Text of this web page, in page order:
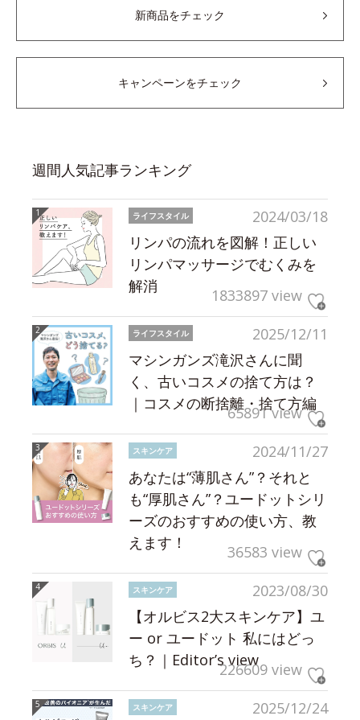
新商品をチェック
キャンペーンをチェック
週間人気記事ランキング
2024/03/18
ライフスタイル
リンパの流れを図解！正しい
リンパマッサージでむくみを
解消
1833897 view
2025/12/11
ライフスタイル
マシンガンズ滝沢さんに聞
く、古いコスメの捨て方は？
｜コスメの断捨離・捨て方編
65891 view
2024/11/27
スキンケア
あなたは“薄肌さん”？それと
も“厚肌さん”？ユードットシリ
ーズのおすすめの使い方、教
えます！
36583 view
2023/08/30
スキンケア
【オルビス2大スキンケア】ユ
ー or ユードット 私にはどっ
ち？｜Editor’s view226609 view
2025/12/24
スキンケア